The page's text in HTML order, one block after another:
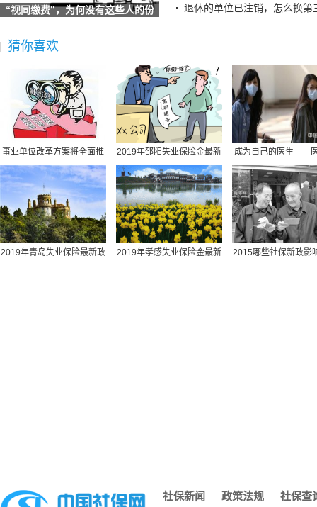
广东省社保局最新提醒
德生科技：公司研发完成了社会保障卡加载数字人民币的技术
社保不够最低缴费年限怎么办？广东社保权威解答
社保并入税务,社保并入税务局缴纳是指什么意思
社保规定医疗保险买什么,社保规定医疗保险买什么险种
原公司倒闭社保怎么办,原公司倒闭社保怎么办理
北京最低社保缴费基数,北京最低社保缴费基数查询
同城社保转移需要提供什么材料,同城社保转移需要提供什么材
湖北丹江口市社保包含医疗,丹江口市医保报销比例
保险社保报销范围,社保 报销范围
苏州园区社保转到南京,苏州市区的社保怎样转到苏州园区
交社保计什么科目,交社保的科目
深圳社保个人电脑号,深圳社保电脑号查询个人账户
“视同缴费”，为何没有这些人的份
退休的单位已注销，怎么换
猜你喜欢
事业单位改革方案将全面推
行岗位管理制度
2019年邵阳失业保险金最新
标准：领取条件、流
成为自己的医生——
康民主的崛起
2019年青岛失业保险最新政
2019年孝感失业保险金最新
2015哪些社保新政影
社保新闻 政策法规 社保查